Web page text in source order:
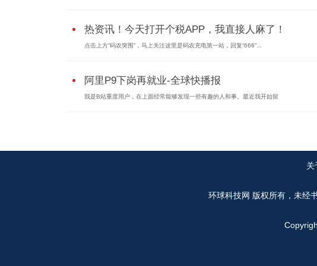
热资讯！今天打开个税APP，我直接人麻了！
点击上方“码农突围”，马上关注这里是码农充电第一站，回复“666”...
阿里P9下岗再就业-全球快播报
我是B站重度用户，在上面经常能够发现一些有趣的人和事。最近我开始留
关
环球科技网 版权所有，未经